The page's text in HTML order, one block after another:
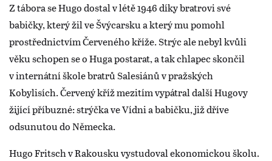
Z tábora se Hugo dostal v létě 1946 díky bratrovi své
babičky, který žil ve Švýcarsku a který mu pomohl
prostřednictvím Červeného kříže. Strýc ale nebyl kvůli
věku schopen se o Huga postarat, a tak chlapec skončil
v internátní škole bratrů Salesiánů v pražských
Kobylisích. Červený kříž mezitím vypátral další Hugovy
žijící příbuzné: strýčka ve Vídni a babičku, již dříve
odsunutou do Německa.
Hugo Fritsch v Rakousku vystudoval ekonomickou školu.